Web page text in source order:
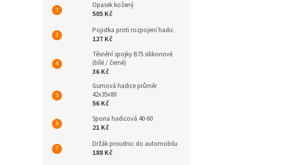
Opasek kožený
505 Kč
Pojistka proti rozpojení hadic
127 Kč
Těsnění spojky B75 silikonové
(bílé / černé)
36 Kč
Gumová hadice průměr
42x35x80
56 Kč
Spona hadicová 40-60
21 Kč
Držák proudnic do automobilu
188 Kč